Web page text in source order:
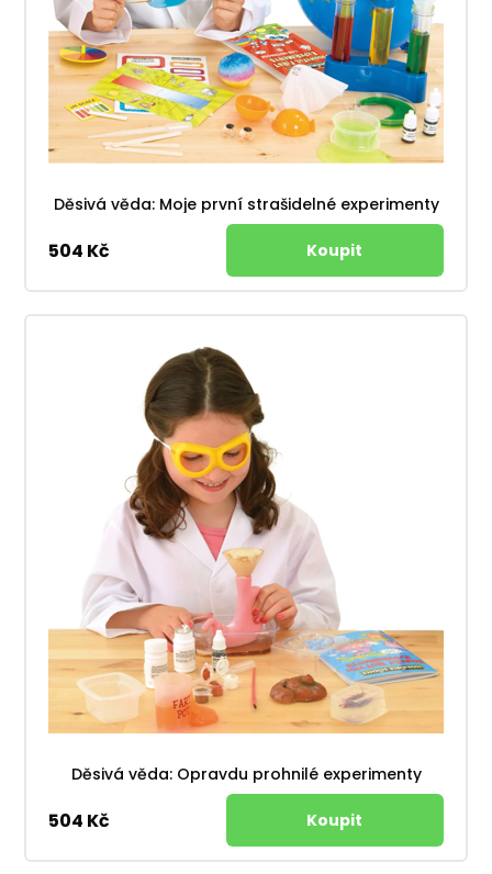
Děsivá věda: Moje první strašidelné experimenty
504 Kč
Děsivá věda: Opravdu prohnilé experimenty
504 Kč